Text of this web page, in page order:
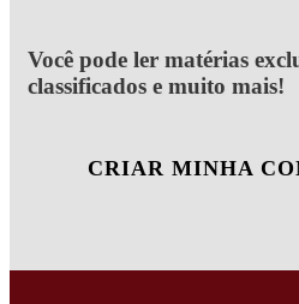
Você pode ler matérias
classificados e muito mais!
CRIAR MINHA